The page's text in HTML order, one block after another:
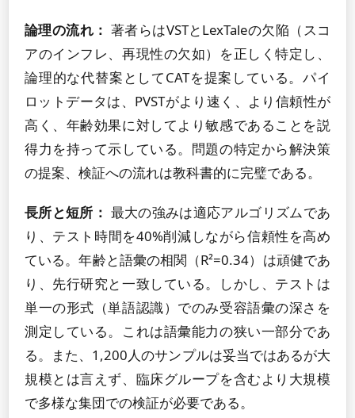
論理の流れ： 著者らはVSTとLexTaleの欠陥（スコ
アのインフレ、再現性の欠如）を正しく特定し、
論理的な代替案としてCATを提案している。パイ
ロットデータは、PVSTがより速く、より信頼性が
高く、年齢効果に対してより敏感であることを説
得力を持って示している。問題の特定から解決策
の提案、検証への流れは教科書的に完璧である。
長所と短所： 最大の強みは適応アルゴリズムであ
り、テスト時間を40%削減しながら信頼性を高め
ている。年齢と語彙の相関（R²=0.34）は頑健であ
り、先行研究と一致している。しかし、テストは
単一の形式（単語認識）でのみ受容語彙の深さを
測定している。これは語彙能力の狭い一部分であ
る。また、1,200人のサンプルは妥当ではあるが大
規模とは言えず、臨床グループを含むより大規模
で多様な集団での検証が必要である。